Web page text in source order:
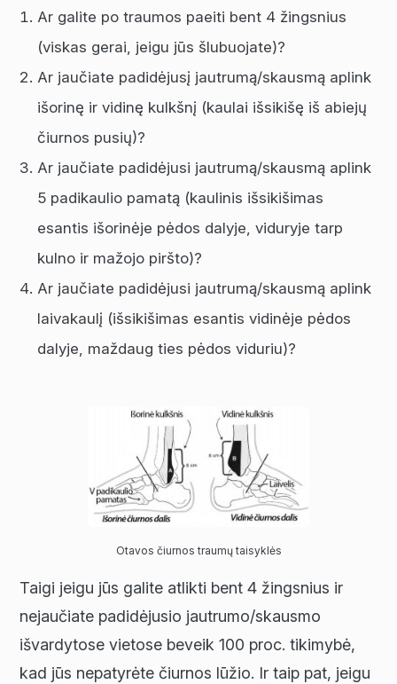
Ar galite po traumos paeiti bent 4 žingsnius
(viskas gerai, jeigu jūs šlubuojate)?
Ar jaučiate padidėjusį jautrumą/skausmą aplink
išorinę ir vidinę kulkšnį (kaulai išsikišę iš abiejų
čiurnos pusių)?
Ar jaučiate padidėjusi jautrumą/skausmą aplink
5 padikaulio pamatą (kaulinis išsikišimas
esantis išorinėje pėdos dalyje, viduryje tarp
kulno ir mažojo piršto)?
Ar jaučiate padidėjusi jautrumą/skausmą aplink
laivakaulį (išsikišimas esantis vidinėje pėdos
dalyje, maždaug ties pėdos viduriu)?
Otavos čiurnos traumų taisyklės
Taigi jeigu jūs galite atlikti bent 4 žingsnius ir
nejaučiate padidėjusio jautrumo/skausmo
išvardytose vietose beveik 100 proc. tikimybė,
kad jūs nepatyrėte čiurnos lūžio. Ir taip pat, jeigu